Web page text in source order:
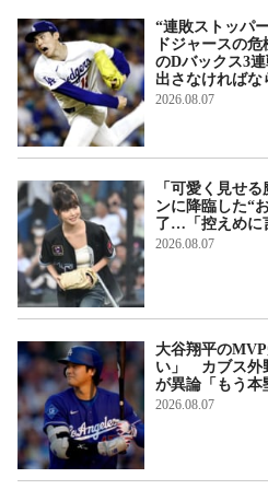
“連敗ストッパ
ドジャースの
のDバックス3
出さなければな
2026.08.07
「可愛く見せ
ンに降臨した“
了…「控えめに
2026.08.07
大谷翔平の
い」 カブス外
が異論「もう本
2026.08.07